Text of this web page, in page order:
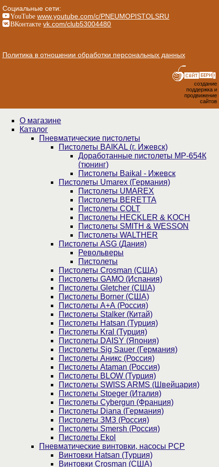
Социальные сети:
YouTube www.youtube.com/c/PNEUMOPISTOLSRU
ВКонтакте vk.com/club53004480
Политика в отношении обработки персональных данных
создание
поддержка и
продвижение
сайтов
О магазине
Каталог
Пнев­ма­ти­чес­кие пистолеты
Пистолеты BAIKAL (г. Ижевск)
Доработанные пистолеты МР-654К
(тюнинг)
Пистолеты Baikal - Ижевск
Пистолеты Umarex (Германия)
Пистолеты UMAREX
Пистолеты BERETTA
Пистолеты COLT
Пистолеты HECKLER & KOCH
Пистолеты SMITH & WESSON
Пистолеты WALTHER
Пистолеты ASG (Дания)
Револьверы
Пистолеты
Пистолеты Crosman (США)
Пистолеты GAMO (Испания)
Пистолеты Gletcher (США)
Пистолеты Borner (США)
Пистолеты А+А (Россия)
Пистолеты Stalker (Китай)
Пистолеты Hatsan (Турция)
Пистолеты Kral (Турция)
Пистолеты DAISY (Япония)
Пистолеты Sig Sauer (Германия)
Пистолеты Аникс (Россия)
Пистолеты Ataman (Россия)
Пистолеты BLOW (Турция)
Пистолеты SWISS ARMS (Швейцария)
Пистолеты Stoeger (Италия)
Пистолеты Cybergun (Франция)
Пистолеты Diana (Германия)
Пистолеты ЗМЗ (Россия)
Пистолеты Smersh (Россия)
Пистолеты Ekol
Пневматические винтовки, насосы PCP
Винтовки Hatsan (Турция)
Винтовки Crosman (США)